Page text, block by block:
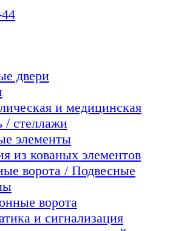
двери
и медицинская
/ стеллажи
элементы
из кованых элементов
ворота / Подвесные
ворота
и сигнализация